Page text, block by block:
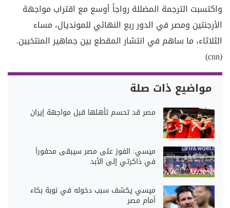
واكتسبت الترجمة المضللة رواجاً أوسع مع اقتراب مواجهة
الأرجنتين ومصر في الدور ربع النهائي للمونديال، مساء
الثلاثاء، ما ساهم في انتشار المقطع بين جماهير المنتخبين.
(cnn)
مواضيع ذات صلة
مصر قد تحسم تأهلها قبل مواجهة إيران
ميسي: الفوز على مصر سيبقى محفوراً
في ذاكرتي إلى الأبد
ميسي يكشف سبب دخوله في نوبة بكاء
أمام مصر